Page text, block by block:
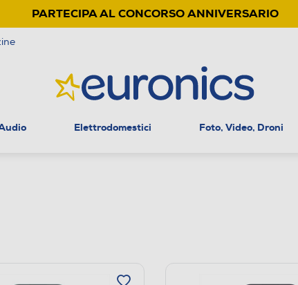
PARTECIPA AL CONCORSO ANNIVERSARIO
Elettrodomestici Foto, Video, Droni